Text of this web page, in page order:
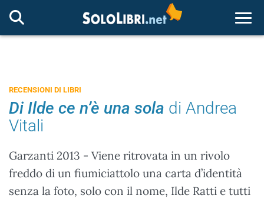
RECENSIONI DI LIBRI
Di Ilde ce n’è una sola di Andrea
Vitali
Garzanti 2013 - Viene ritrovata in un rivolo
freddo di un fiumiciattolo una carta d’identità
senza la foto, solo con il nome, Ilde Ratti e tutti